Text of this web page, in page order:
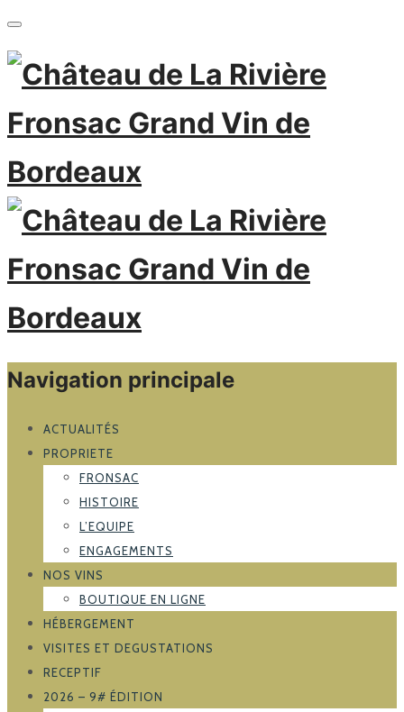
Navigation principale
ACTUALITÉS
PROPRIETE
FRONSAC
HISTOIRE
L’EQUIPE
ENGAGEMENTS
NOS VINS
BOUTIQUE EN LIGNE
HÉBERGEMENT
VISITES ET DEGUSTATIONS
RECEPTIF
2026 – 9# ÉDITION